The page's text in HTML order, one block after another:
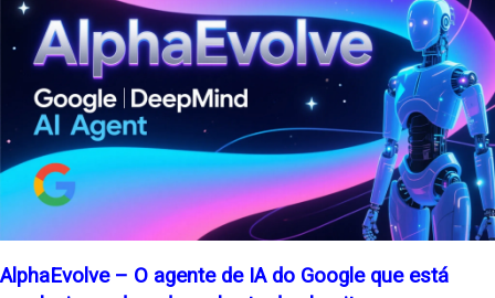
AlphaEvolve – O agente de IA do Google que está